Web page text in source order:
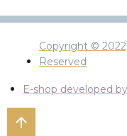
Copyright ©
Reserved
E-shop developed